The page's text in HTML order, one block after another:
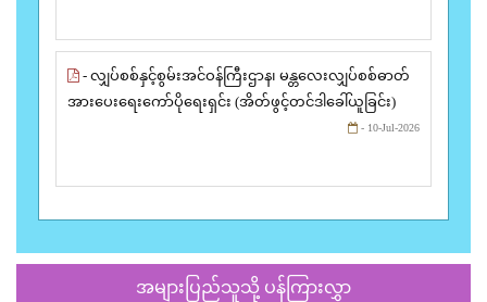
- လျှပ်စစ်နှင့်စွမ်းအင်ဝန်ကြီးဌာန၊ မန္တလေးလျှပ်စစ်ဓာတ်
အားပေးရေးကော်ပိုရေးရှင်း (အိတ်ဖွင့်တင်ဒါခေါ်ယူခြင်း)
- 10-Jul-2026
အများပြည်သူသို့ ပန်ကြားလွှာ